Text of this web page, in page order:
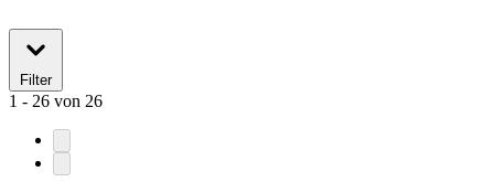
Filter
1 - 26 von 26